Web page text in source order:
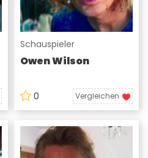
Schauspieler
Owen Wilson
0 Vergleichen